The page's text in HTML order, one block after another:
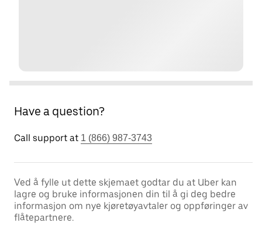
Have a question?
Call support at 1 (866) 987-3743
Ved å fylle ut dette skjemaet godtar du at Uber kan
lagre og bruke informasjonen din til å gi deg bedre
informasjon om nye kjøretøyavtaler og oppføringer av
flåtepartnere.